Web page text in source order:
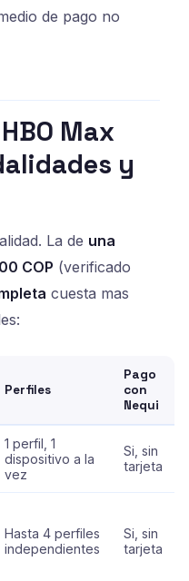
de pago no
Max
y
La de una
COP (verificado
cuesta mas
Perfiles
Pago
con
Nequi
1 perfil, 1
dispositivo a la
vez
Si, sin
tarjeta
Hasta 4 perfiles
independientes
Si, sin
tarjeta